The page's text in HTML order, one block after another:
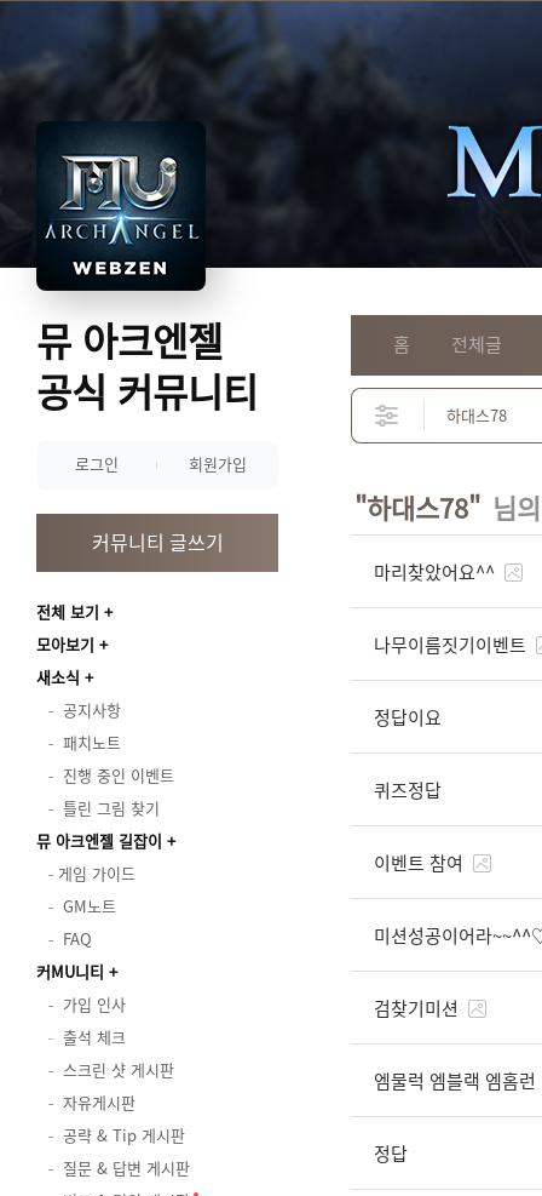
뮤 아크엔젤
공식 커뮤니티
로그인 회원가입
커뮤니티 글쓰기
전체 보기
모아보기
새소식
공지사항
패치노트
진행 중인 이벤트
틀린 그림 찾기
뮤 아크엔젤 길잡이
게임 가이드
GM노트
FAQ
커MU니티
가입 인사
출석 체크
스크린 샷 게시판
자유게시판
공략 & Tip 게시판
질문 & 답변 게시판
홈 전체글
"하대스78" 님
마리찾았어요^^
나무이름짓기이벤트
정답이요
퀴즈정답
이벤트 참여
미션성공이어라
검찾기미션
엠물럭 엠블랙 엠홈런
정답